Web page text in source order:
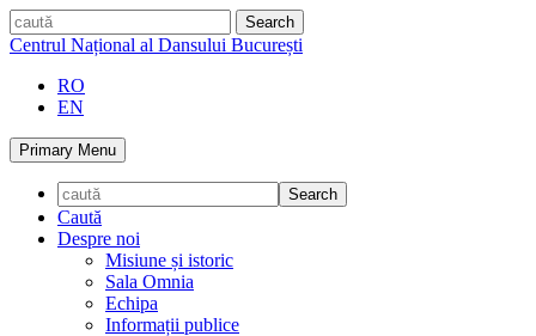
Skip
to
caută
Centrul Național al Dansului București
RO
EN
Primary Menu
Caută
Despre noi
Misiune și istoric
Sala Omnia
Echipa
Informații publice